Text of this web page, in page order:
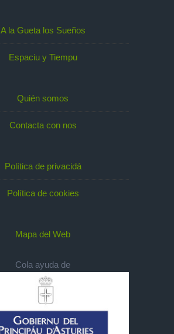
A la Gueta los Sueños
Espaciu y Tiempu
Quién somos
Contacta con nos
Política de privacidá
Política de cookies
Mapa del Web
Cola ayuda de